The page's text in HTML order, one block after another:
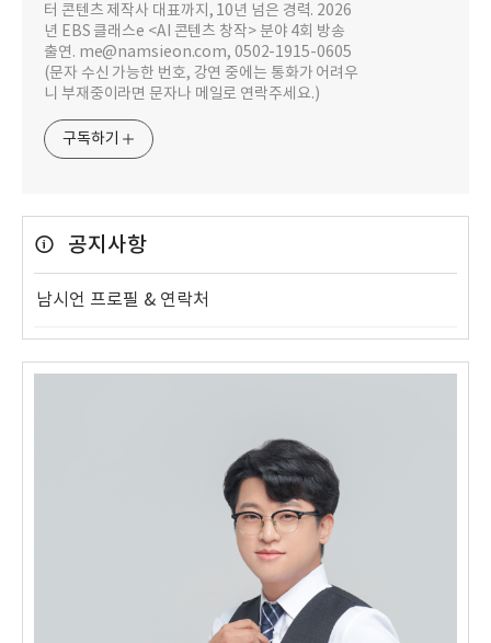
터 콘텐츠 제작사 대표까지, 10년 넘은 경력. 2026
년 EBS 클래스e <AI 콘텐츠 창작> 분야 4회 방송
출연. me@namsieon.com, 0502-1915-0605
(문자 수신 가능한 번호, 강연 중에는 통화가 어려우
니 부재중이라면 문자나 메일로 연락주세요.)
구독하기
공지사항
남시언 프로필 & 연락처